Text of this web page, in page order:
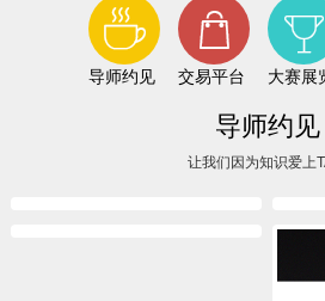
导师约见 交易平台 大赛展
导师约见
让我们因为知识爱上
杨